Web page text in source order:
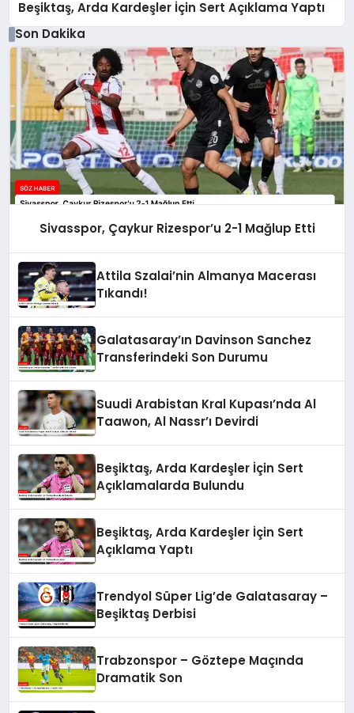
Beşiktaş, Arda Kardeşler İçin Sert Açıklama Yaptı
Son Dakika
Sivasspor, Çaykur Rizespor’u 2-1 Mağlup Etti
Attila Szalai’nin Almanya Macerası
Tıkandı!
Galatasaray’ın Davinson Sanchez
Transferindeki Son Durumu
Suudi Arabistan Kral Kupası’nda Al
Taawon, Al Nassr’ı Devirdi
Beşiktaş, Arda Kardeşler İçin Sert
Açıklamalarda Bulundu
Beşiktaş, Arda Kardeşler İçin Sert
Açıklama Yaptı
Trendyol Süper Lig’de Galatasaray –
Beşiktaş Derbisi
Trabzonspor – Göztepe Maçında
Dramatik Son